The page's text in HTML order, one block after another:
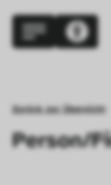
Zurück zur Übersicht
Person/